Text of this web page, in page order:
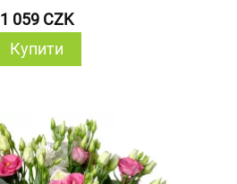
1 059 CZK
Купити